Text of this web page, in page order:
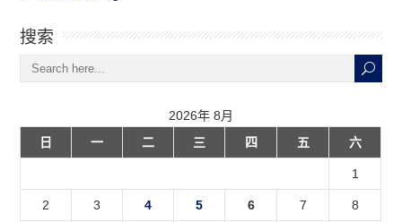
搜索
2026年 8月
日
一 二 三 四 五 六
1
2 3 4 5 6 7 8